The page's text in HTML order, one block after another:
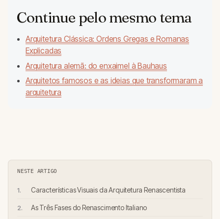
Continue pelo mesmo tema
Arquitetura Clássica: Ordens Gregas e Romanas
Explicadas
Arquitetura alemã: do enxaimel à Bauhaus
Arquitetos famosos e as ideias que transformaram a
arquitetura
NESTE ARTIGO
Características Visuais da Arquitetura Renascentista
As Três Fases do Renascimento Italiano